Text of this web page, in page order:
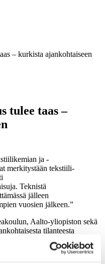
– kurkista ajankohtaiseen
tulee taas –
ja -
merkitystään tekstiili-
Teknistä
jälleen
vuosien jälkeen.
Aalto-yliopiston sekä
tilanteesta
Myös Suomen Tekstiili ja
ensi syksynä.